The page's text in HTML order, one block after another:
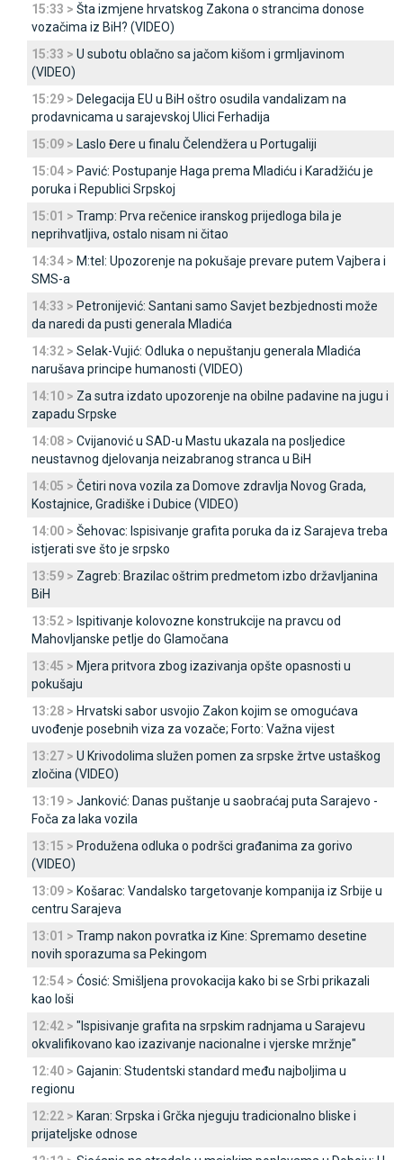
15:33 > Šta izmjene hrvatskog Zakona o strancima donose
vozačima iz BiH? (VIDEO)
15:33 > U subotu oblačno sa jačom kišom i grmljavinom
(VIDEO)
15:29 > Delegacija EU u BiH oštro osudila vandalizam na
prodavnicama u sarajevskoj Ulici Ferhadija
15:09 > Laslo Đere u finalu Čelendžera u Portugaliji
15:04 > Pavić: Postupanje Haga prema Mladiću i Karadžiću je
poruka i Republici Srpskoj
15:01 > Tramp: Prva rečenice iranskog prijedloga bila je
neprihvatljiva, ostalo nisam ni čitao
14:34 > M:tel: Upozorenje na pokušaje prevare putem Vajbera i
SMS-a
14:33 > Petronijević: Santani samo Savjet bezbjednosti može
da naredi da pusti generala Mladića
14:32 > Selak-Vujić: Odluka o nepuštanju generala Mladića
narušava principe humanosti (VIDEO)
14:10 > Za sutra izdato upozorenje na obilne padavine na jugu i
zapadu Srpske
14:08 > Cvijanović u SAD-u Mastu ukazala na posljedice
neustavnog djelovanja neizabranog stranca u BiH
14:05 > Četiri nova vozila za Domove zdravlja Novog Grada,
Kostajnice, Gradiške i Dubice (VIDEO)
14:00 > Šehovac: Ispisivanje grafita poruka da iz Sarajeva treba
istjerati sve što je srpsko
13:59 > Zagreb: Brazilac oštrim predmetom izbo državljanina
BiH
13:52 > Ispitivanje kolovozne konstrukcije na pravcu od
Mahovljanske petlje do Glamočana
13:45 > Mjera pritvora zbog izazivanja opšte opasnosti u
pokušaju
13:28 > Hrvatski sabor usvojio Zakon kojim se omogućava
uvođenje posebnih viza za vozače; Forto: Važna vijest
13:27 > U Krivodolima služen pomen za srpske žrtve ustaškog
zločina (VIDEO)
13:19 > Јanković: Danas puštanje u saobraćaj puta Sarajevo -
Foča za laka vozila
13:15 > Produžena odluka o podršci građanima za gorivo
(VIDEO)
13:09 > Košarac: Vandalsko targetovanje kompanija iz Srbije u
centru Sarajeva
13:01 > Tramp nakon povratka iz Kine: Spremamo desetine
novih sporazuma sa Pekingom
12:54 > Ćosić: Smišljena provokacija kako bi se Srbi prikazali
kao loši
12:42 > "Ispisivanje grafita na srpskim radnjama u Sarajevu
okvalifikovano kao izazivanje nacionalne i vjerske mržnje"
12:40 > Gajanin: Studentski standard među najboljima u
regionu
12:22 > Karan: Srpska i Grčka njeguju tradicionalno bliske i
prijateljske odnose